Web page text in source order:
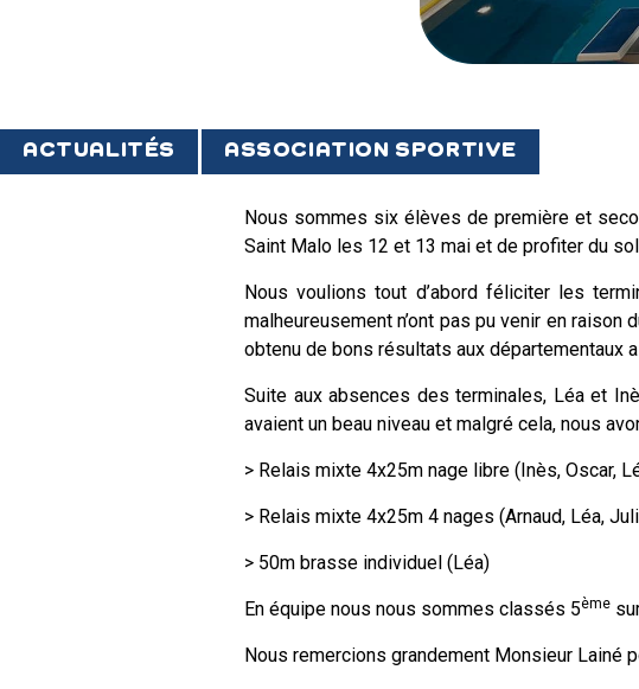
VIE
ACTUALITÉS ASSOCIATION SPORTIVE
Nous sommes six élèves de première et
Saint Malo les 12 et 13 mai et de profiter du
Nous voulions tout d’abord féliciter les
malheureusement n’ont pas pu venir en
obtenu de bons résultats aux départementaux
Suite aux absences des terminales, Léa et
avaient un beau niveau et malgré cela, nous
> Relais mixte 4x25m nage libre (Inès, Oscar,
> Relais mixte 4x25m 4 nages (Arnaud, Léa,
> 50m brasse individuel (Léa)
En équipe nous nous sommes classés 5ème
Nous remercions grandement Monsieur Lainé